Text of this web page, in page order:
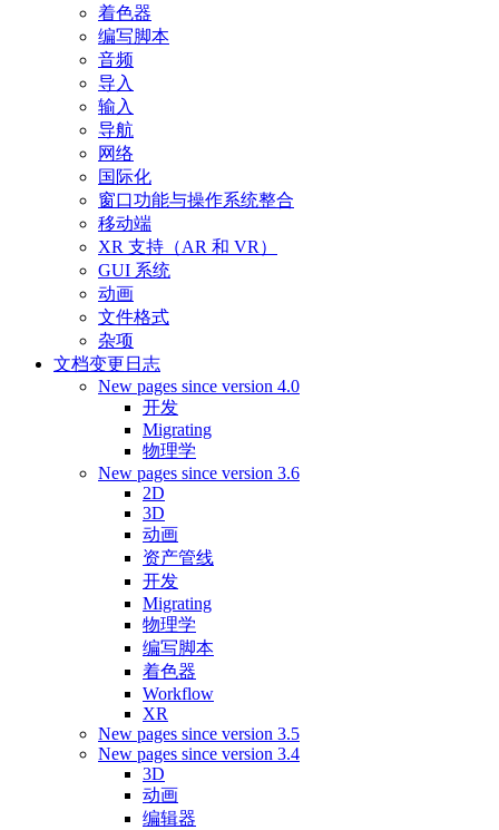
着色器
编写脚本
音频
导入
输入
导航
网络
国际化
窗口功能与操作系统整合
移动端
XR 支持（AR 和 VR）
GUI 系统
动画
文件格式
杂项
文档变更日志
New pages since version 4.0
开发
Migrating
物理学
New pages since version 3.6
2D
3D
动画
资产管线
开发
Migrating
物理学
编写脚本
着色器
Workflow
XR
New pages since version 3.5
New pages since version 3.4
3D
动画
编辑器